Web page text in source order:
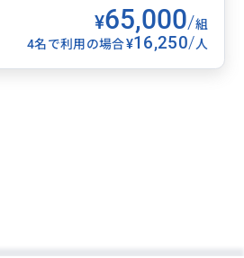
¥65,000/組
4名で利用の場合¥16,250/人